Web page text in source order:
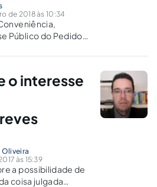
de 2018 às 10:34
Público do Pedido
04/90, Portaria
o interesse
Oliveira
às 15:39
a possibilidade de
coisa julgada